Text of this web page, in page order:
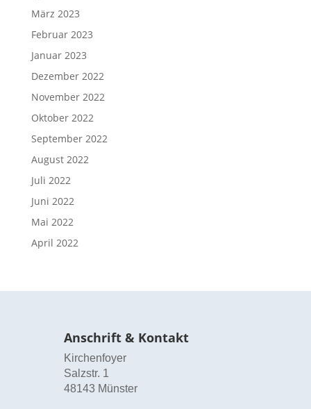
März 2023
Februar 2023
Januar 2023
Dezember 2022
November 2022
Oktober 2022
September 2022
August 2022
Juli 2022
Juni 2022
Mai 2022
April 2022
Anschrift & Kontakt
Kirchenfoyer
Salzstr. 1
48143 Münster